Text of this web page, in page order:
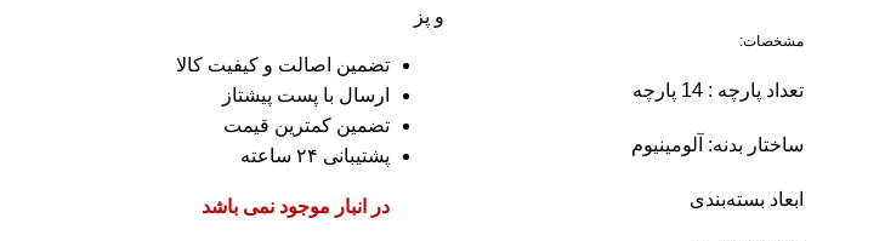
و پز
مشخصات:
تعداد پارچه : 14 پارچه
ساختار بدنه: آلومینیوم
ابعاد بسته‌بندی
تضمین اصالت و کیفیت کالا
ارسال با پست پیشتاز
تضمین کمترین قیمت
پشتیبانی ۲۴ ساعته
در انبار موجود نمی باشد